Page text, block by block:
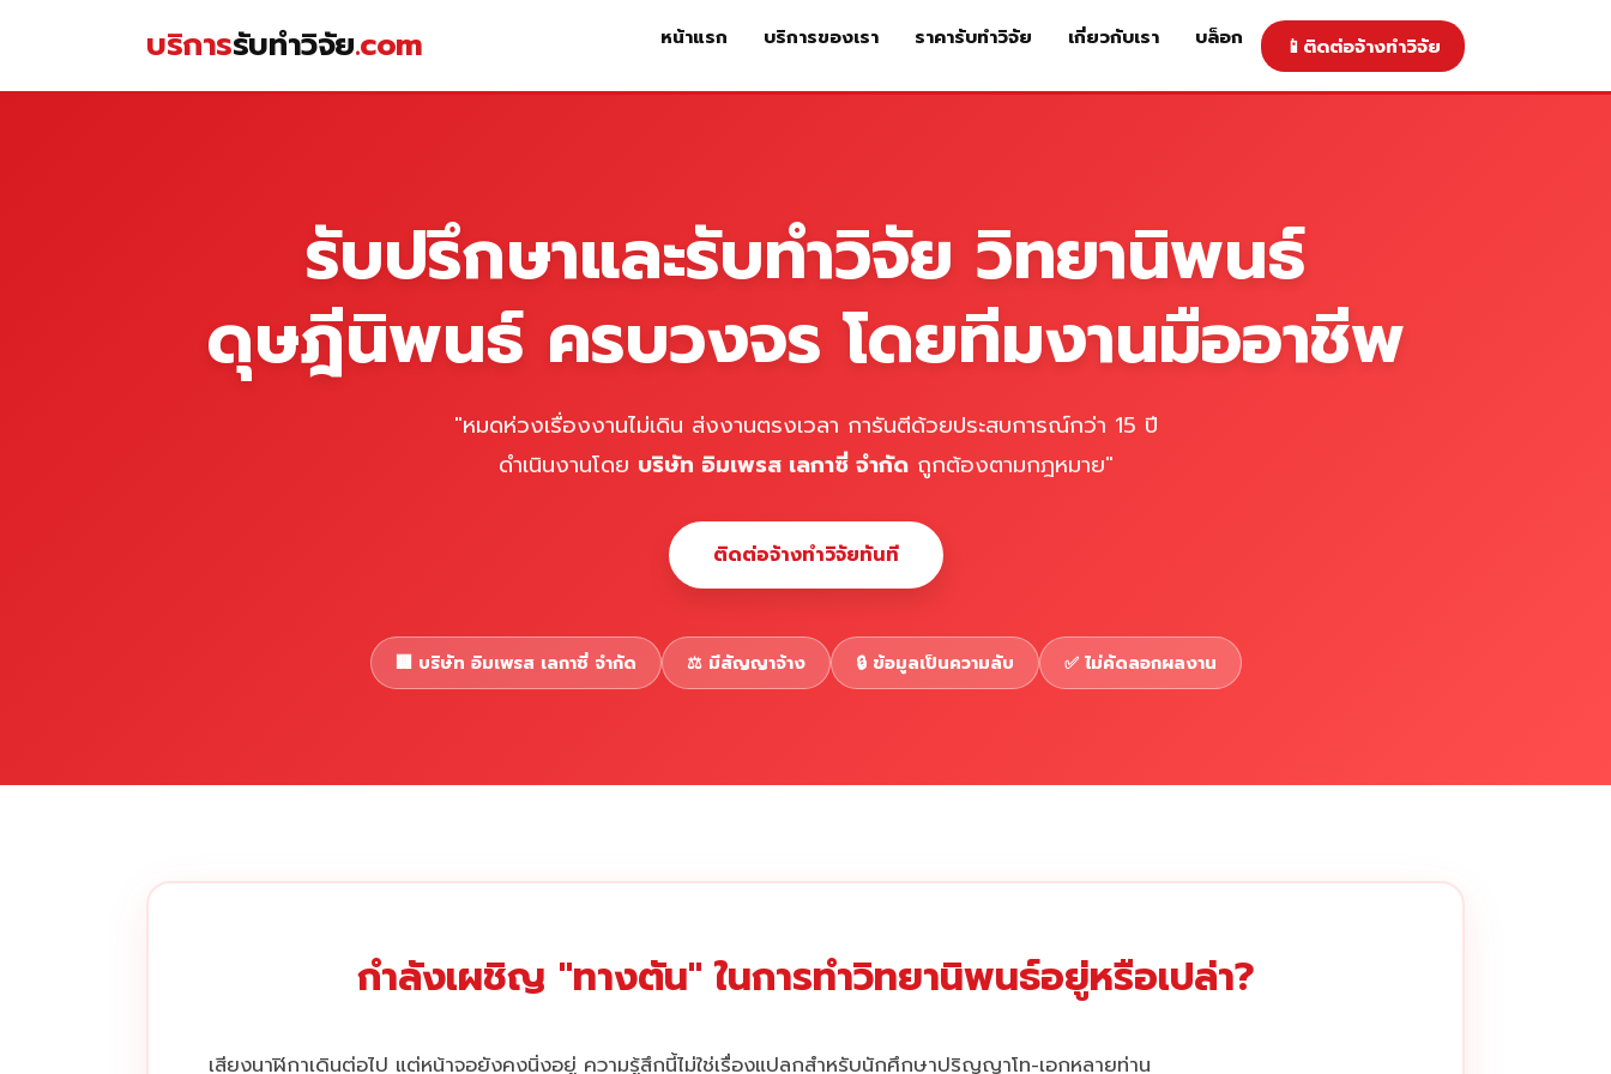
หน้าแรก บริการของเรา ราคารับทำวิจัย ติดต่อจ้างทำวิจัย เกี่ยวกับเรา
บริการรับทำวิจัย.com หน้าแรก บริการของเรา ราคารับทำวิจัย เกี่ยวกับเรา บล็อก 📱 ติดต่อจ้างทำวิจัย
รับปรึกษาและรับทำวิจัย วิทยานิพนธ์
ดุษฎีนิพนธ์ ครบวงจร โดยทีมงานมืออาชีพ
"หมดห่วงเรื่องงานไม่เดิน ส่งงานตรงเวลา การันตีด้วยประสบการณ์กว่า 15 ปี
ดำเนินงานโดย บริษัท อิมเพรส เลกาซี่ จำกัดถูกต้องตามกฎหมาย"
ติดต่อจ้างทำวิจัยทันที
🏢 บริษัท อิมเพรส เลกาซี่ จำกัด ⚖️ มีสัญญาจ้าง 🔒 ข้อมูลเป็นความลับ ✅ ไม่คัดลอกผลงาน
กำลังเผชิญ "ทางตัน" ในการทำวิทยานิพนธ์อยู่หรือเปล่า?
เสียงนาฬิกาเดินต่อไป แต่หน้าจอยังคงนิ่งอยู่ ความรู้สึกนี้ไม่ใช่เรื่องแปลกสำหรับนักศึกษาปริญญาโท-เอกหลายท่าน